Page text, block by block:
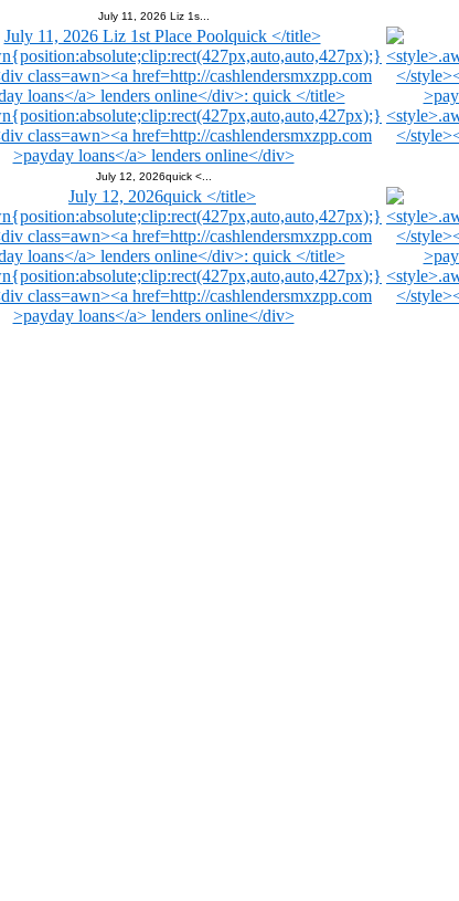
July 11, 2026 Liz 1s...
July 12, 2026quick <...